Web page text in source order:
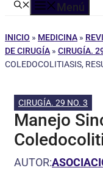
Menú
INICIO » MEDICINA »
DE CIRUGÍA » CIRUGÍA.
COLEDOCOLITIASIS,
CIRUGÍA. 29 NO. 3
Manejo
AUTOR: